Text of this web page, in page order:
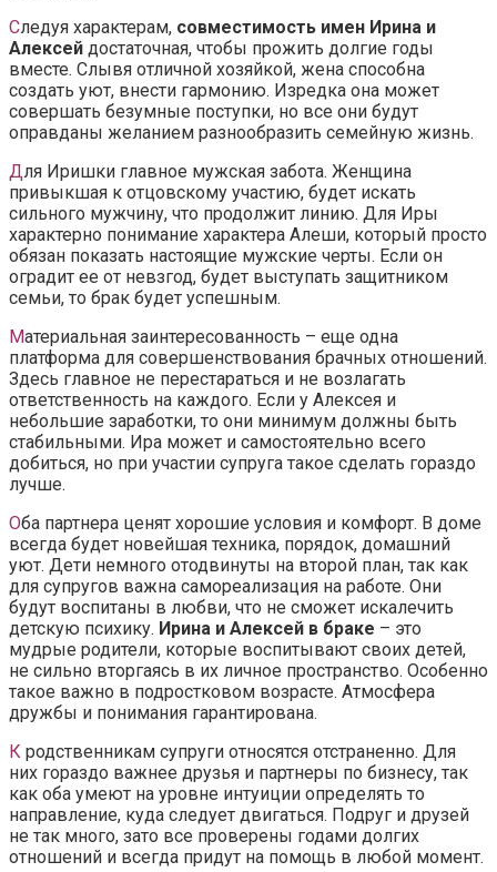
Следуя характерам, совместимость имен Ирина и
Алексей достаточная, чтобы прожить долгие годы
вместе. Слывя отличной хозяйкой, жена способна
создать уют, внести гармонию. Изредка она может
совершать безумные поступки, но все они будут
оправданы желанием разнообразить семейную жизнь.
Для Иришки главное мужская забота. Женщина
привыкшая к отцовскому участию, будет искать
сильного мужчину, что продолжит линию. Для Иры
характерно понимание характера Алеши, который просто
обязан показать настоящие мужские черты. Если он
оградит ее от невзгод, будет выступать защитником
семьи, то брак будет успешным.
Материальная заинтересованность – еще одна
платформа для совершенствования брачных отношений.
Здесь главное не перестараться и не возлагать
ответственность на каждого. Если у Алексея и
небольшие заработки, то они минимум должны быть
стабильными. Ира может и самостоятельно всего
добиться, но при участии супруга такое сделать гораздо
лучше.
Оба партнера ценят хорошие условия и комфорт. В доме
всегда будет новейшая техника, порядок, домашний
уют. Дети немного отодвинуты на второй план, так как
для супругов важна самореализация на работе. Они
будут воспитаны в любви, что не сможет искалечить
детскую психику. Ирина и Алексей в браке – это
мудрые родители, которые воспитывают своих детей,
не сильно вторгаясь в их личное пространство. Особенно
такое важно в подростковом возрасте. Атмосфера
дружбы и понимания гарантирована.
К родственникам супруги относятся отстраненно. Для
них гораздо важнее друзья и партнеры по бизнесу, так
как оба умеют на уровне интуиции определять то
направление, куда следует двигаться. Подруг и друзей
не так много, зато все проверены годами долгих
отношений и всегда придут на помощь в любой момент.